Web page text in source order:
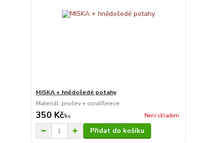
MISKA + hnědošedé potahy
Materiál: prošev + coralfleece
350 Kč/ks Není skladem
Přidat do košíku